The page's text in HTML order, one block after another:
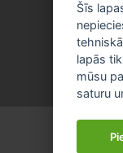
Šīs
lapās
mūsu
saturu